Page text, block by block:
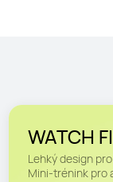
WATCH
Lehký design
Mini-trénink pro